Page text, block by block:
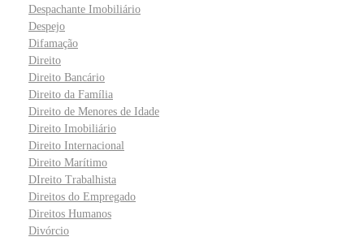
Despachante Imobiliário
Despejo
Difamação
Direito
Direito Bancário
Direito da Família
Direito de Menores de Idade
Direito Imobiliário
Direito Internacional
Direito Marítimo
DIreito Trabalhista
Direitos do Empregado
Direitos Humanos
Divórcio